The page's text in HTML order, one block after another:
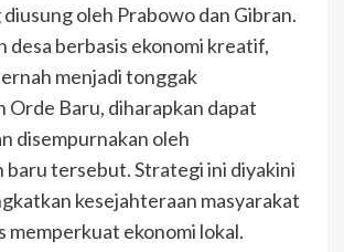
oleh Prabowo dan Gibran.
desa berbasis ekonomi kreatif,
menjadi tonggak
Orde Baru, diharapkan dapat
disempurnakan oleh
baru tersebut. Strategi ini diyakini
kesejahteraan masyarakat
memperkuat ekonomi lokal.